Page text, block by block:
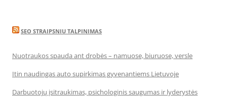
SEO STRAIPSNIU TALPINIMAS
Nuotraukos spauda ant drobės – namuose, biuruose, versle
Itin naudingas auto supirkimas gyvenantiems Lietuvoje
Darbuotojų įsitraukimas, psichologinis saugumas ir lyderystės